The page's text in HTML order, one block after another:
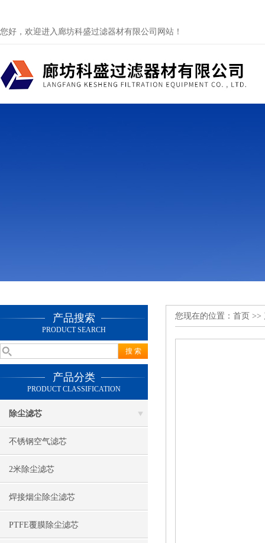
您好，欢迎进入廊坊科盛过滤器材有限公司网站！
产品搜索
PRODUCT SEARCH
产品分类
PRODUCT CLASSIFICATION
除尘滤芯
不锈钢空气滤芯
2米除尘滤芯
焊接烟尘除尘滤芯
PTFE覆膜除尘滤芯
您现在的位置： 首页 >>